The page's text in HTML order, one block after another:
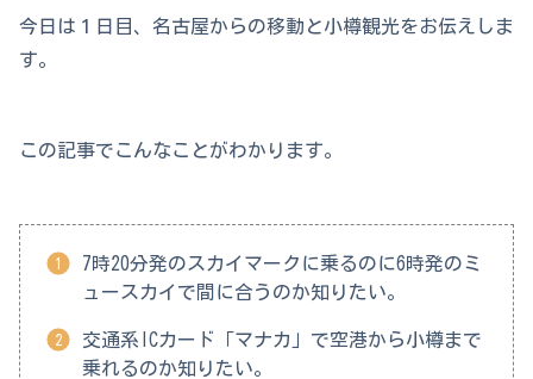
今日は１日目、名古屋からの移動と小樽観光をお伝えしま
す。
この記事でこんなことがわかります。
7時20分発のスカイマークに乗るのに6時発のミ
ュースカイで間に合うのか知りたい。
交通系ICカード「マナカ」で空港から小樽まで
乗れるのか知りたい。